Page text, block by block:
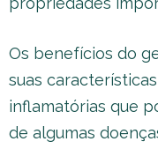
Os benefícios do
suas
inflamatórias que
de algumas